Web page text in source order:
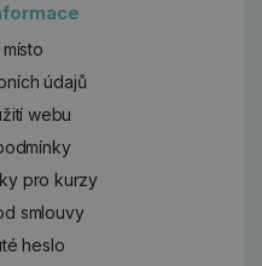
údajů
webu
pro kurzy
smlouvy
heslo